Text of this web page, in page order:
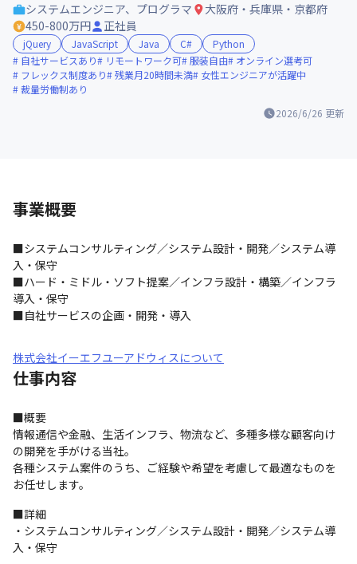
2026/6/26 更新
システムエンジニア、プログラマ
大阪府・兵庫県・京都府
450-800万円
正社員
jQuery JavaScript Java C#
Python
自社サービスあり
リモートワーク可 服装自由
オンライン選考可
フレックス制度あり
残業月20時間未満
女性エンジニアが活躍中
裁量労働制あり
事業概要
■システムコンサルティング／システム設計・開発／システム導
入・保守
■ハード・ミドル・ソフト提案／インフラ設計・構築／インフラ
導入・保守
■自社サービスの企画・開発・導入
株式会社イーエフユーアドウィスについて
仕事内容
■概要
情報通信や金融、生活インフラ、物流など、多種多様な顧客向け
の開発を手がける当社。
各種システム案件のうち、ご経験や希望を考慮して最適なものを
お任せします。
■詳細
・システムコンサルティング／システム設計・開発／システム導
入・保守